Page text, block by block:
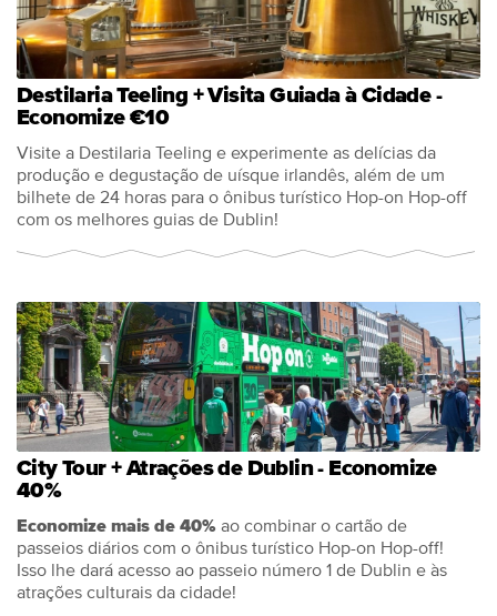
Destilaria Teeling + Visita Guiada à Cidade -
Economize €10
Visite a Destilaria Teeling e experimente as delícias da
produção e degustação de uísque irlandês, além de um
bilhete de 24 horas para o ônibus turístico Hop-on Hop-off
com os melhores guias de Dublin!
City Tour + Atrações de Dublin - Economize
40%
Economize mais de 40% ao combinar o cartão de
passeios diários com o ônibus turístico Hop-on Hop-off!
Isso lhe dará acesso ao passeio número 1 de Dublin e às
atrações culturais da cidade!